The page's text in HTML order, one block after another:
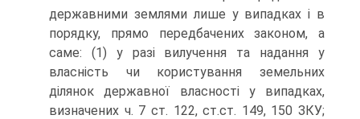
державними землями лише у випадках і в
порядку, прямо передбачених законом, а
саме: (1) у разі вилучення та надання у
власність чи користування земельних
ділянок державної власності у випадках,
визначених ч. 7 ст. 122, ст.ст. 149, 150 ЗКУ;